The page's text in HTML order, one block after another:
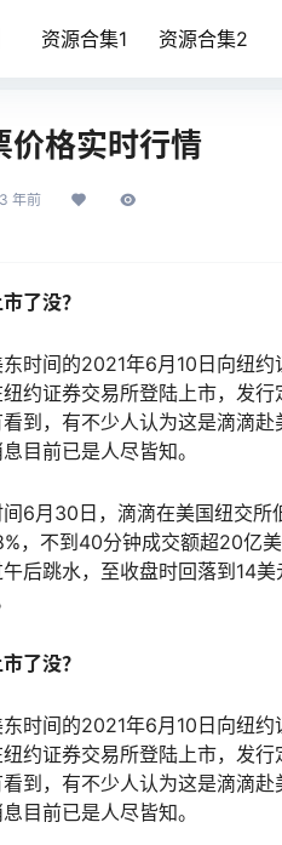
资源合集1 资源合集2
价格实时行情
3 年前
了没？
时间的2021年6月10日向纽
约证券交易所登陆上市，发
到，有不少人认为这是滴滴
目前已是人尽皆知。
6月30日，滴滴在美国纽交所
，不到40分钟成交额超20亿
后跳水，至收盘时回落到14
了没？
时间的2021年6月10日向纽
约证券交易所登陆上市，发
到，有不少人认为这是滴滴
目前已是人尽皆知。